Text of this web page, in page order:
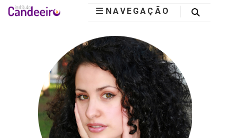
Instituto
Candeeiro
NAVEGAÇÃO